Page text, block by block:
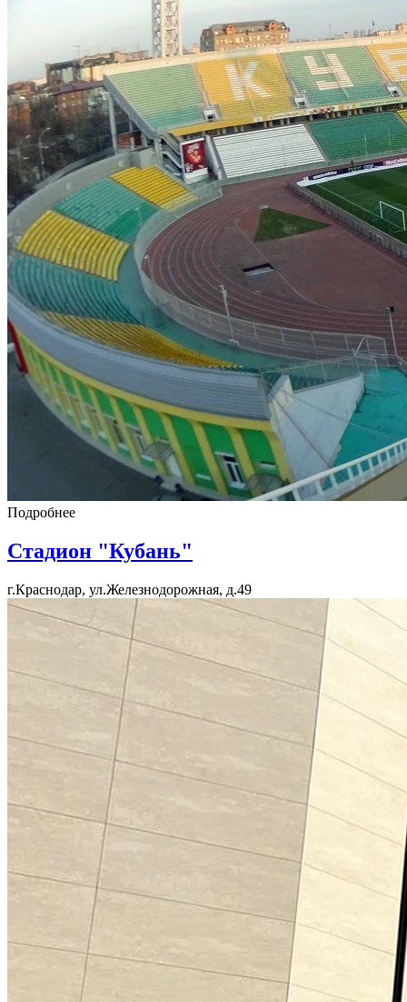
Подробнее
Стадион "Кубань"
г.Краснодар, ул.Железнодорожная, д.49